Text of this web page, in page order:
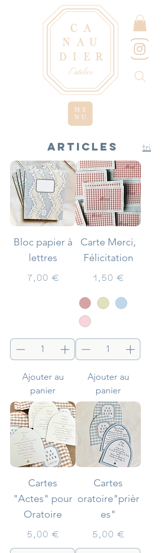
ME
NU
tri
Bloc papier à
lettres
Prix
7,00 €
Ajouter au
panier
Carte Merci,
Félicitation
Prix
1,50 €
Ajouter au
panier
Cartes
"Actes" pour
Oratoire
Prix
5,00 €
Cartes
oratoire"prièr
es"
Prix
5,00 €
ARTICLES